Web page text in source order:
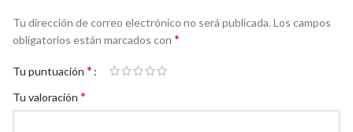
Tu dirección de correo electrónico no será publicada. Los campos
obligatorios están marcados con *
Tu puntuación *
Tu valoración *